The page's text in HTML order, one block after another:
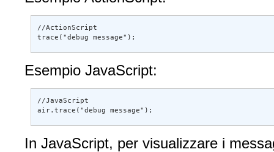
//ActionScript
trace("debug message");
Esempio JavaScript:
//JavaScript
air.trace("debug message");
In JavaScript, per visualizzare i